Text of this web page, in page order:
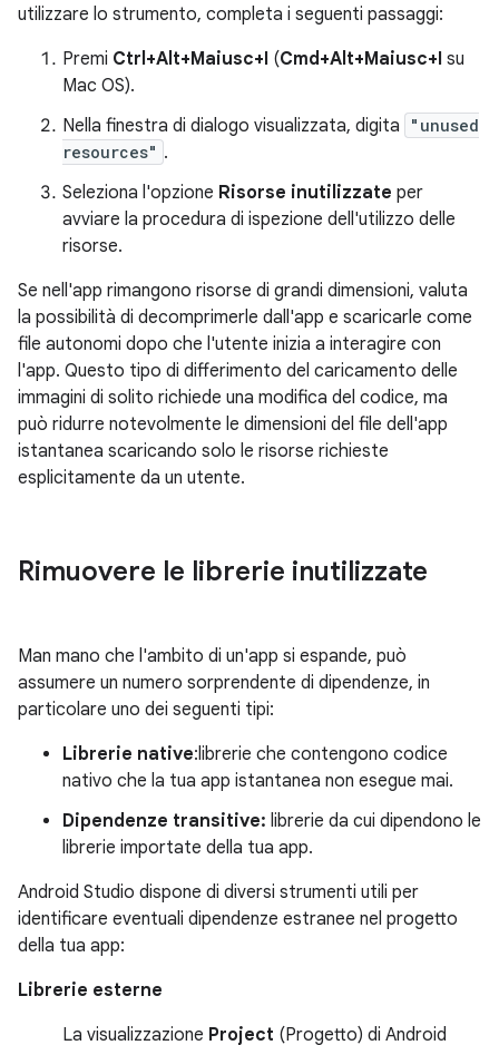
utilizzare lo strumento, completa i seguenti passaggi:
Premi Ctrl+Alt+Maiusc+I (Cmd+Alt+Maiusc+I su
Mac OS).
Nella finestra di dialogo visualizzata, digita
"unused
resources" .
Seleziona l'opzione Risorse inutilizzate per
avviare la procedura di ispezione dell'utilizzo delle
risorse.
Se nell'app rimangono risorse di grandi dimensioni, valuta
la possibilità di decomprimerle dall'app e scaricarle come
file autonomi dopo che l'utente inizia a interagire con
l'app. Questo tipo di differimento del caricamento delle
immagini di solito richiede una modifica del codice, ma
può ridurre notevolmente le dimensioni del file dell'app
istantanea scaricando solo le risorse richieste
esplicitamente da un utente.
Rimuovere le librerie inutilizzate
Man mano che l'ambito di un'app si espande, può
assumere un numero sorprendente di dipendenze, in
particolare uno dei seguenti tipi:
Librerie native:librerie che contengono codice
nativo che la tua app istantanea non esegue mai.
Dipendenze transitive: librerie da cui dipendono le
librerie importate della tua app.
Android Studio dispone di diversi strumenti utili per
identificare eventuali dipendenze estranee nel progetto
della tua app:
Librerie esterne
La visualizzazione Project (Progetto) di Android